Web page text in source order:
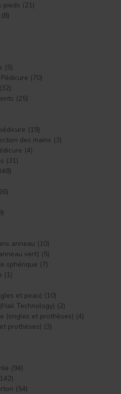
pieds (21)
(8)
(5)
(70)
(32)
(25)
(19)
des mains (3)
(4)
(31)
anneau (10)
vert) (5)
sphérique (7)
(1)
et peau) (10)
Technology) (2)
(ongles et prothèses) (4)
prothèses) (3)
(94)
(54)